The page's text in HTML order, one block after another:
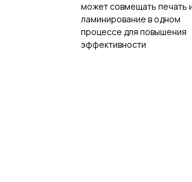
может совмещать печать
ламинирование в одном
процессе для повышения
эффективности